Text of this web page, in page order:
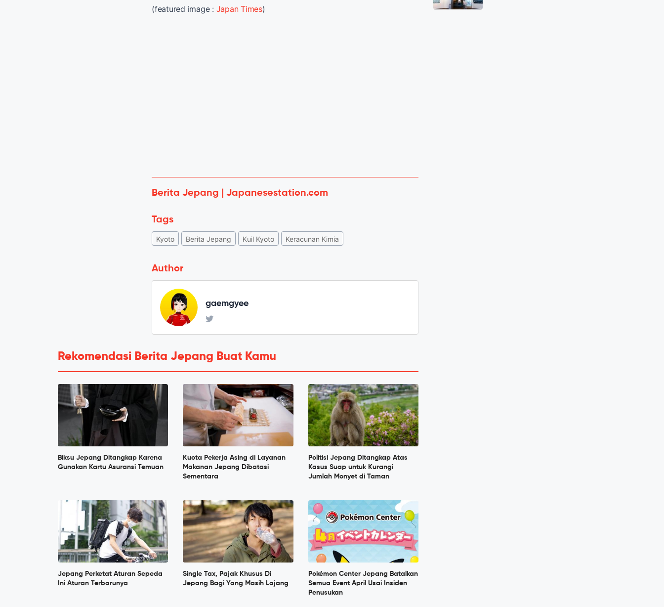
(featured image : Japan Times)
Berita Jepang | Japanesestation.com
Tags
Kyoto Berita Jepang Kuil Kyoto Keracunan Kimia
Author
gaemgyee
Rekomendasi Berita Jepang Buat Kamu
Biksu Jepang Ditangkap Karena
Gunakan Kartu Asuransi Temuan
Kuota Pekerja Asing di Layanan
Makanan Jepang Dibatasi
Sementara
Politisi Jepang Ditangkap Atas
Kasus Suap untuk Kurangi
Jumlah Monyet di Taman
Jepang Perketat Aturan Sepeda
Ini Aturan Terbarunya
Single Tax, Pajak Khusus Di
Jepang Bagi Yang Masih Lajang
Pokémon Center Jepang Batalkan
Semua Event April Usai Insiden
Penusukan